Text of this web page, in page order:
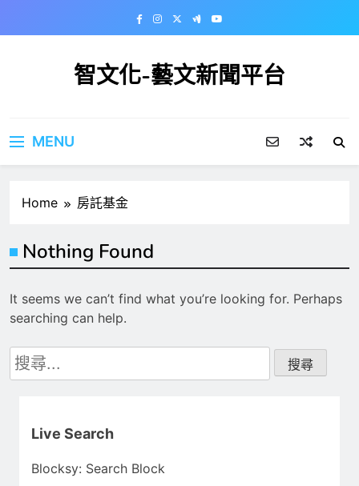
智文化-藝文新聞平台
MENU
Home 房託基金
Nothing Found
It seems we can’t find what you’re looking for. Perhaps
searching can help.
搜
尋
Live Search
Blocksy: Search Block